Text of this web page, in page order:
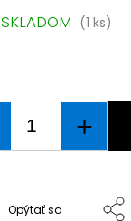
SKLADOM (1 ks)
Opýtať sa